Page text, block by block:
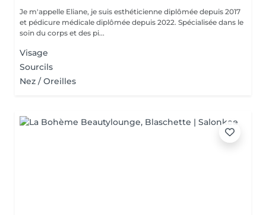
Je m'appelle Eliane, je suis esthéticienne diplômée depuis 2017
et pédicure médicale diplômée depuis 2022. Spécialisée dans le
soin du corps et des pi...
Visage
Sourcils
Nez / Oreilles